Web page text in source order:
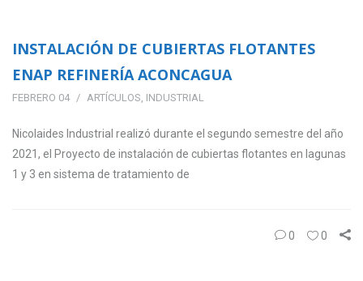
INSTALACIÓN DE CUBIERTAS FLOTANTES
ENAP REFINERÍA ACONCAGUA
FEBRERO 04 ARTÍCULOS, INDUSTRIAL
Nicolaides Industrial realizó durante el segundo semestre del año
2021, el Proyecto de instalación de cubiertas flotantes en lagunas
1 y 3 en sistema de tratamiento de
0 0